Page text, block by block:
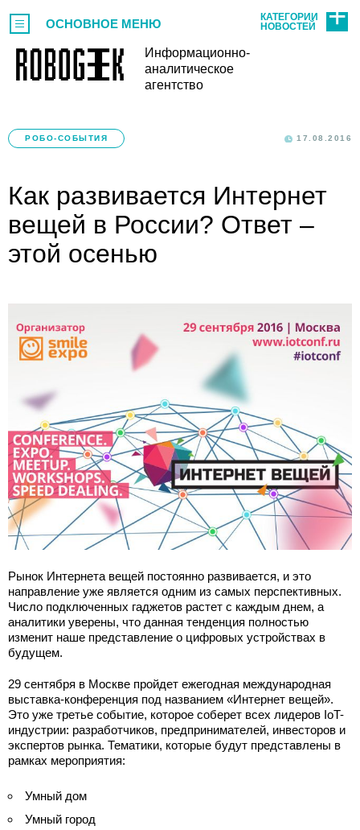
Информационно-
аналитическое
агентство
ОСНОВНОЕ МЕНЮ
КАТЕГОРИИ
НОВОСТЕЙ
РОБО-СОБЫТИЯ 17.08.2016
Как развивается Интернет
вещей в России? Ответ –
этой осенью
Рынок Интернета вещей постоянно развивается, и это
направление уже является одним из самых перспективных.
Число подключенных гаджетов растет с каждым днем, а
аналитики уверены, что данная тенденция полностью
изменит наше представление о цифровых устройствах в
будущем.
29 сентября в Москве пройдет ежегодная международная
выставка-конференция под названием «Интернет вещей».
Это уже третье событие, которое соберет всех лидеров IoT-
индустрии: разработчиков, предпринимателей, инвесторов и
экспертов рынка. Тематики, которые будут представлены в
рамках мероприятия:
Умный дом
Умный город